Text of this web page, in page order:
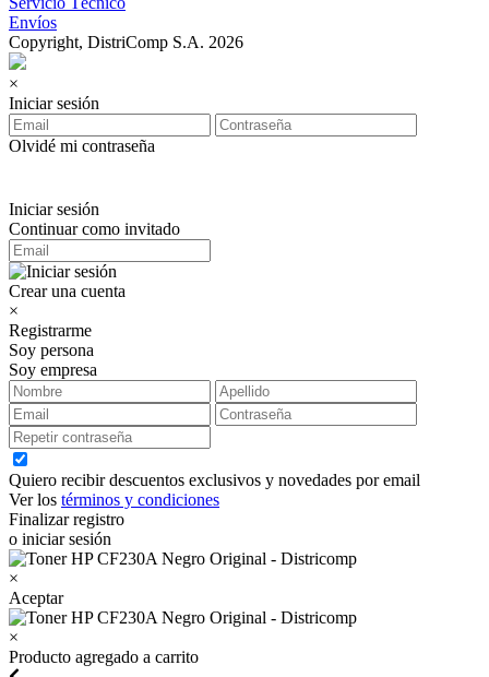
Envíos
Copyright, DistriComp S.A. 2026
×
Iniciar sesión
Olvidé mi contraseña
Iniciar sesión
Continuar como invitado
Crear una cuenta
×
Registrarme
Soy persona
Soy empresa
Quiero recibir descuentos exclusivos y novedades por email
Ver los términos y condiciones
Finalizar registro
o iniciar sesión
×
Aceptar
×
Producto agregado a carrito